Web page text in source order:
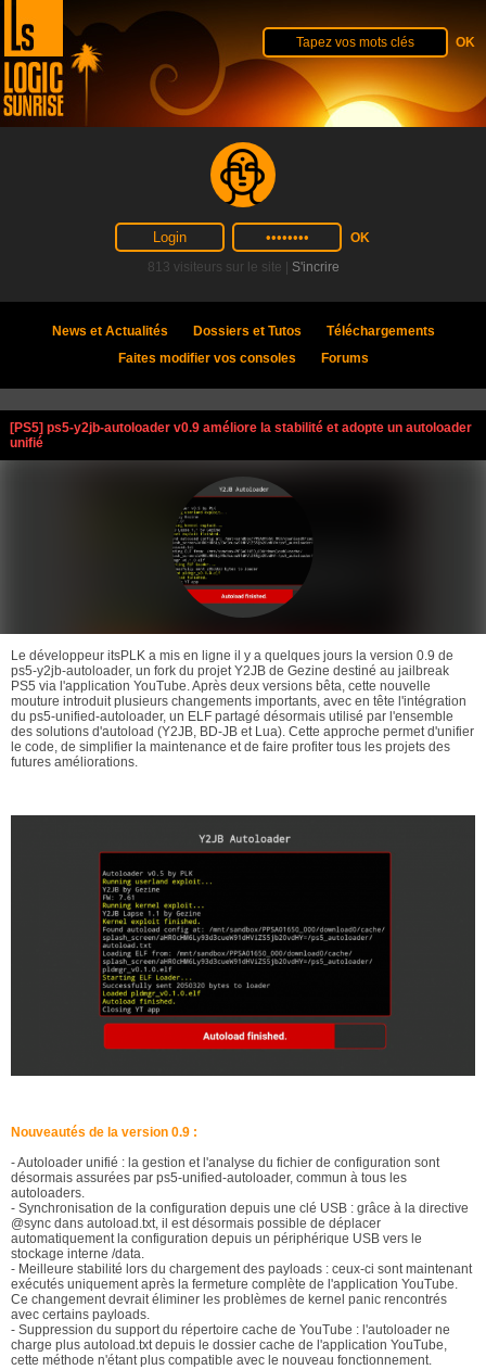
813 visiteurs sur le site | S'incrire
News et Actualités Dossiers et Tutos
Téléchargements
Faites modifier vos consoles
Forums
[PS5] ps5-y2jb-autoloader v0.9 améliore la stabilité et adopte un autoloader
unifié
Le développeur itsPLK a mis en ligne il y a quelques jours la version 0.9 de
ps5-y2jb-autoloader, un fork du projet Y2JB de Gezine destiné au jailbreak
PS5 via l'application YouTube. Après deux versions bêta, cette nouvelle
mouture introduit plusieurs changements importants, avec en tête l'intégration
du ps5-unified-autoloader, un ELF partagé désormais utilisé par l'ensemble
des solutions d'autoload (Y2JB, BD-JB et Lua). Cette approche permet d'unifier
le code, de simplifier la maintenance et de faire profiter tous les projets des
futures améliorations.
Nouveautés de la version 0.9 :
- Autoloader unifié : la gestion et l'analyse du fichier de configuration sont
désormais assurées par ps5-unified-autoloader, commun à tous les
autoloaders.
- Synchronisation de la configuration depuis une clé USB : grâce à la directive
@sync dans autoload.txt, il est désormais possible de déplacer
automatiquement la configuration depuis un périphérique USB vers le
stockage interne /data.
- Meilleure stabilité lors du chargement des payloads : ceux-ci sont maintenant
exécutés uniquement après la fermeture complète de l'application YouTube.
Ce changement devrait éliminer les problèmes de kernel panic rencontrés
avec certains payloads.
- Suppression du support du répertoire cache de YouTube : l'autoloader ne
charge plus autoload.txt depuis le dossier cache de l'application YouTube,
cette méthode n'étant plus compatible avec le nouveau fonctionnement.